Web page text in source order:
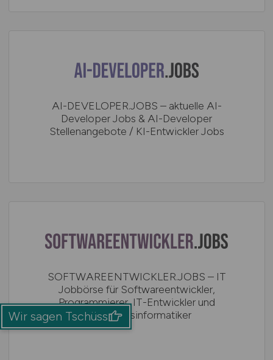
AI-DEVELOPER.JOBS – aktuelle AI-
Developer Jobs & AI-Developer
Stellenangebote / KI-Entwickler Jobs
SOFTWAREENTWICKLER.JOBS – IT
Jobbörse für Softwareentwickler,
Programmierer, IT-Entwickler und
Wirtschaftsinformatiker
Wir sagen Tschüss